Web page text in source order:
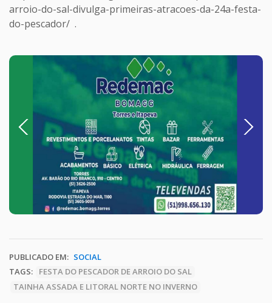
arroio-do-sal-divulga-primeiras-atracoes-da-24a-festa-
do-pescador/ .
Previous Next
PUBLICADO EM: SOCIAL
TAGS:
FESTA DO PESCADOR DE ARROIO DO SAL
TAINHA ASSADA E LITORAL NORTE NO INVERNO